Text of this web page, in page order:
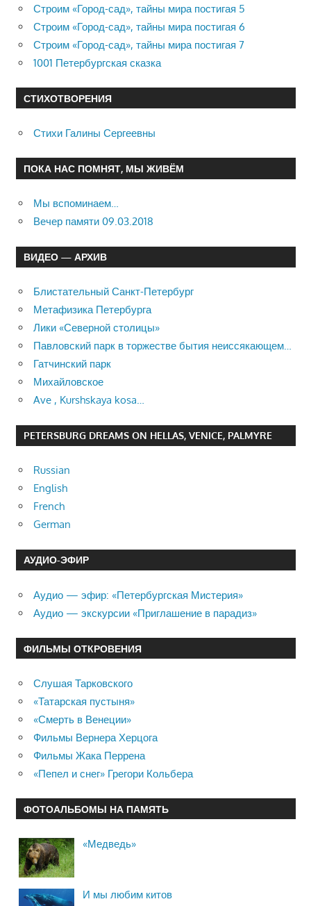
Строим «Город-сад», тайны мира постигая 5
Строим «Город-сад», тайны мира постигая 6
Строим «Город-сад», тайны мира постигая 7
1001 Петербургская сказка
СТИХОТВОРЕНИЯ
Стихи Галины Сергеевны
ПОКА НАС ПОМНЯТ, МЫ ЖИВЁМ
Мы вспоминаем…
Вечер памяти 09.03.2018
ВИДЕО — АРХИВ
Блистательный Санкт-Петербург
Метафизика Петербурга
Лики «Северной столицы»
Павловский парк в торжестве бытия неиссякающем…
Гатчинский парк
Михайловское
Ave , Kurshskaya kosa…
PETERSBURG DREAMS ON HELLAS, VENICE, PALMYRE
Russian
English
French
German
АУДИО-ЭФИР
Аудио — эфир: «Петербургская Мистерия»
Аудио — экскурсии «Приглашение в парадиз»
ФИЛЬМЫ ОТКРОВЕНИЯ
Слушая Тарковского
«Татарская пустыня»
«Смерть в Венеции»
Фильмы Вернера Херцога
Фильмы Жака Перрена
«Пепел и снег» Грегори Кольбера
ФОТОАЛЬБОМЫ НА ПАМЯТЬ
«Медведь»
И мы любим китов